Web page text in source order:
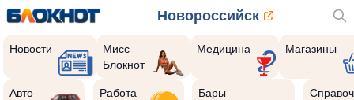
Новороссийск
Новости
Мисс
Блокнот
Медицина Магазины
Авто Работа
Бары